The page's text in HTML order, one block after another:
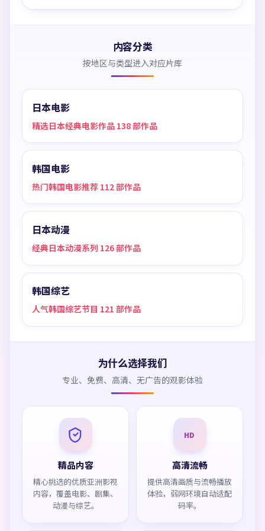
内容分类
按地区与类型进入对应片库
日本电影
精选日本经典电影作品 138 部作品
韩国电影
热门韩国电影推荐 112 部作品
日本动漫
经典日本动漫系列 126 部作品
韩国综艺
人气韩国综艺节目 121 部作品
为什么选择我们
专业、免费、高清、无广告的观影体验
精品内容
精心挑选的优质亚洲影视
内容，覆盖电影、剧集、
动漫与综艺。
HD
高清流畅
提供高清画质与流畅播放
体验，弱网环境自动适配
码率。